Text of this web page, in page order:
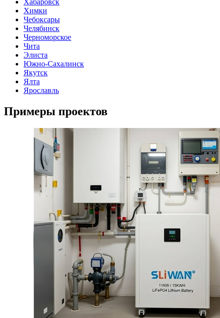
Хабаровск
Химки
Чебоксары
Челябинск
Черноморское
Чита
Элиста
Южно-Сахалинск
Якутск
Ялта
Ярославль
Примеры проектов